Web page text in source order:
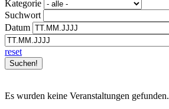
Kategorie
Suchwort
Datum
reset
Es wurden keine Veranstaltungen gefunden.